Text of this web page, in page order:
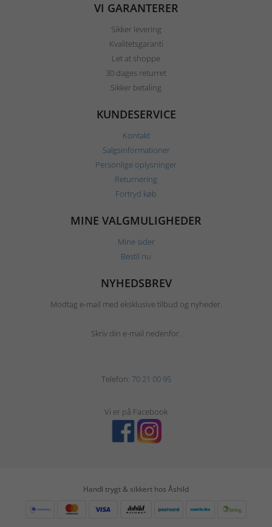
VI GARANTERER
Sikker levering
Kvalitetsgaranti
Let at shoppe
30 dages returret
Sikker betaling
KUNDESERVICE
Kontakt
Salgsinformationer
Personlige oplysninger
Returnering
Fortryd køb
MINE VALGMULIGHEDER
Mine sider
Bestil nu
NYHEDSBREV
Modtag e-mail med eksklusive tilbud og nyheder.
Skriv din e-mail nedenfor.
Telefon: 70 21 00 95
Vi er på Facebook
Handl trygt & sikkert hos Åshild